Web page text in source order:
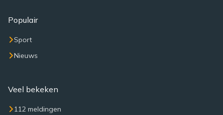
Populair
Sport
Nieuws
Veel bekeken
112 meldingen